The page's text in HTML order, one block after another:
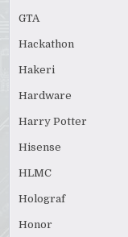
GTA
Hackathon
Hakeri
Hardware
Harry Potter
Hisense
HLMC
Holograf
Honor